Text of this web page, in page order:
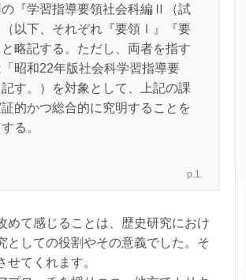
『学習指導要領社会科編Ⅱ（試
以下、それぞれ『要領Ⅰ』『要
略記する。ただし、両者を指す
昭和22年版社会科学習指導要
す。）を対象として、上記の課
的かつ総合的に究明することを
する。
p.1.
めて感じることは、歴史研究におけ
としての役割やその意義でした。そ
せてくれます。